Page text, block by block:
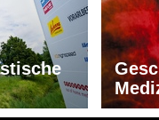
Textdichterin,
Vorspiel zu "La
Wiener
Giuseppe Sinopoli
04:28 min
Philips eloquence